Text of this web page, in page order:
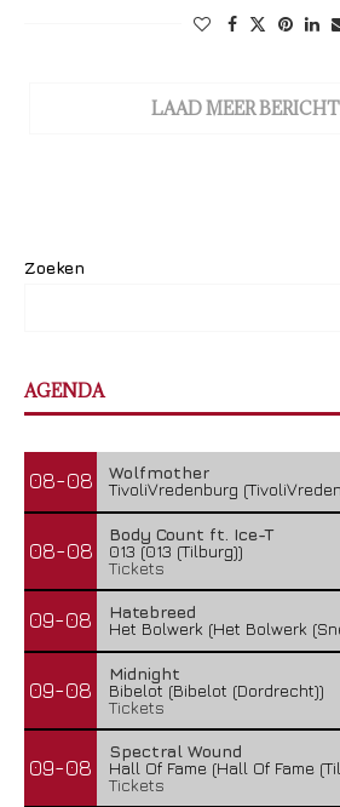
LAAD MEER
Zoeken
AGENDA
08-08
Wolfmother
TivoliVredenburg
08-08
Body Count ft. Ice-T
013 (013 (Tilburg))
Tickets
09-08
Hatebreed
Het Bolwerk (Het Bolwerk
09-08
Midnight
Bibelot (Bibelot (Dordrecht))
Tickets
09-08
Spectral Wound
Hall Of Fame (Hall Of Fame
Tickets